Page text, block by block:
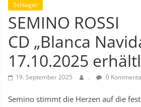
Schlager
SEMINO ROSSI
CD „Blanca
17.10.2025
19. September 2025 . 0
Semino stimmt die Herzen auf die